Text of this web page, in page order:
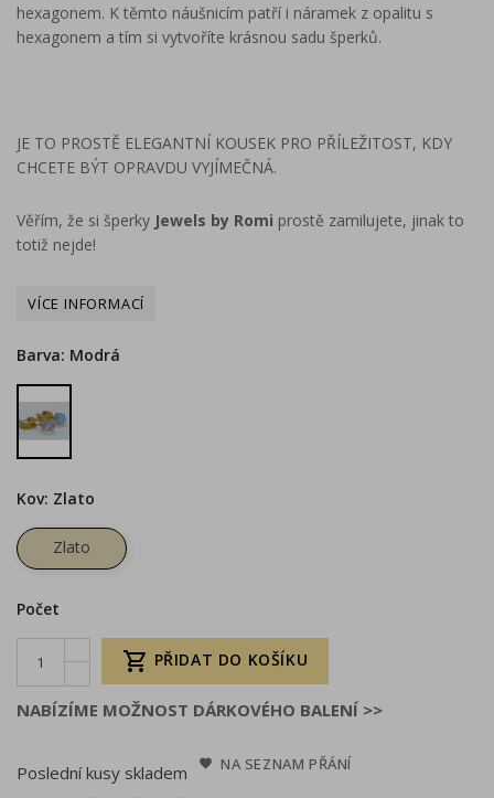
hexagonem. K těmto náušnicím patří i náramek z opalitu s
hexagonem a tím si vytvoříte krásnou sadu šperků.
JE TO PROSTĚ ELEGANTNÍ KOUSEK PRO PŘÍLEŽITOST, KDY
CHCETE BÝT OPRAVDU VYJÍMEČNÁ.
Věřím, že si šperky Jewels by Romi prostě zamilujete, jinak to
totiž nejde!
Barva: Modrá
Modrá
Kov: Zlato
Zlato
Počet
 PŘIDAT DO KOŠÍKU
NABÍZÍME MOŽNOST DÁRKOVÉHO BALENÍ >>
Poslední kusy skladem NA SEZNAM PŘÁNÍ